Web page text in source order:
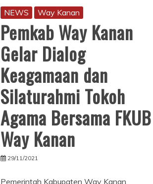
NEWS Way Kanan
Pemkab Way Kanan
Gelar Dialog
Keagamaan dan
Silaturahmi Tokoh
Agama Bersama FKUB
Way Kanan
29/11/2021
Pemerintah Kabupaten Way Kanan